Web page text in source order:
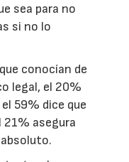
sea para no
si no lo
conocían de
legal, el 20%
59% dice que
asegura